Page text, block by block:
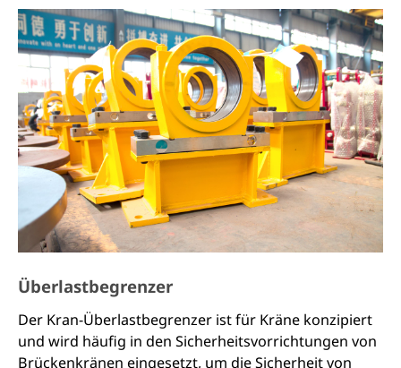
einen Drei-in-Eins-Getriebemotor. Die
Isolationsklassen der Motoren sind F und H. Die
Isolationsklasse F wird häufig in Bereichen
eingesetzt, in denen die Umgebungstemperatur
unter 40°C liegt, und die Isolationsklasse H wird
häufig in metallurgischen Bereichen eingesetzt, in
denen die Umgebungstemperatur unter 60°C liegt.
Überlastbegrenzer
Der Kran-Überlastbegrenzer ist für Kräne konzipiert
und wird häufig in den Sicherheitsvorrichtungen von
Brückenkränen eingesetzt, um die Sicherheit von